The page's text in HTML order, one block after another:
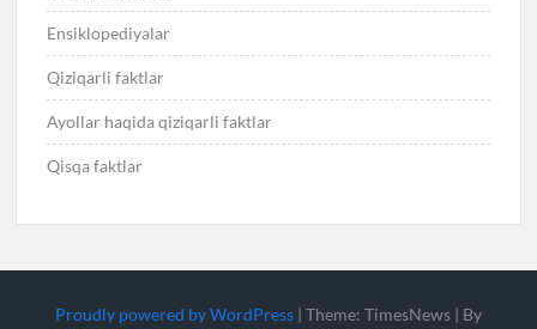
Ensiklopediyalar
Qiziqarli faktlar
Ayollar haqida qiziqarli faktlar
Qisqa faktlar
Proudly powered by WordPress | Theme: TimesNews | By